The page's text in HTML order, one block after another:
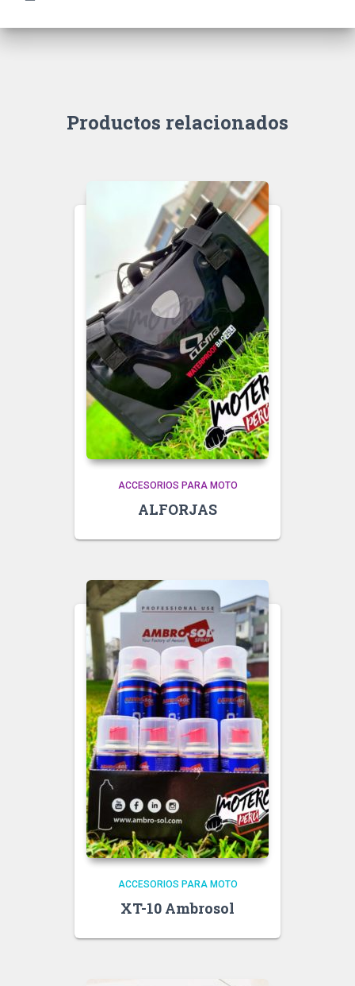
Productos relacionados
ACCESORIOS PARA MOTO
ALFORJAS
ACCESORIOS PARA MOTO
XT-10 Ambrosol